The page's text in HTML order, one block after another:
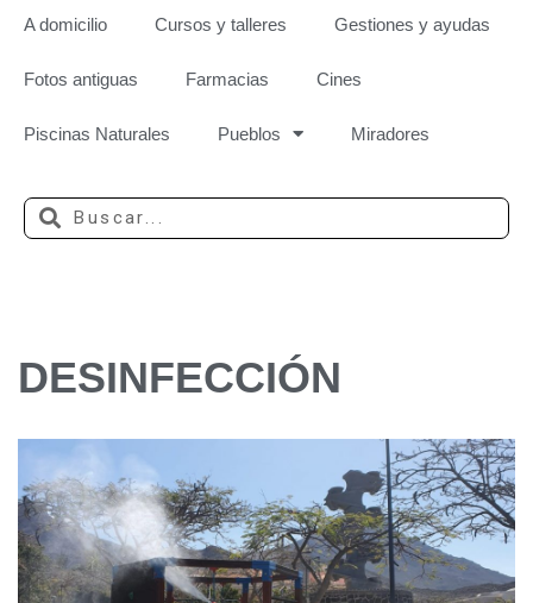
A domicilio Cursos y talleres Gestiones y ayudas
Fotos antiguas Farmacias Cines
Piscinas Naturales Pueblos Miradores
DESINFECCIÓN